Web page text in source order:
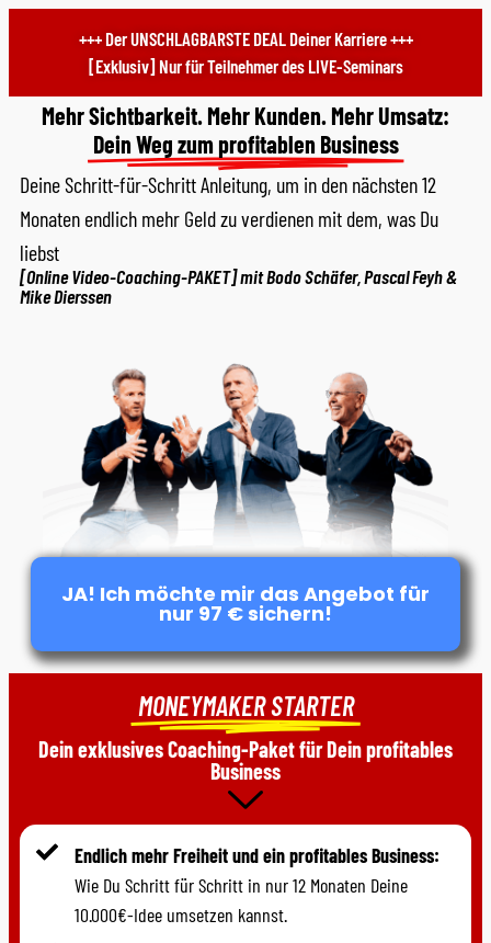
+++ Der UNSCHLAGBARSTE DEAL Deiner Karriere +++
[Exklusiv] Nur für Teilnehmer des LIVE-Seminars
Mehr Sichtbarkeit. Mehr Kunden. Mehr Umsatz:
Dein Weg zum profitablen Business
Deine Schritt-für-Schritt Anleitung, um in den nächsten 12
Monaten endlich mehr Geld zu verdienen mit dem, was Du
liebst
[Online Video-Coaching-PAKET] mit Bodo Schäfer, Pascal Feyh &
Mike Dierssen
JA! Ich möchte mir das Angebot für
nur 97 € sichern!
MONEYMAKER STARTER
Dein exklusives Coaching-Paket für Dein profitables
Business
Endlich mehr Freiheit und ein profitables Business:
Wie Du Schritt für Schritt in nur 12 Monaten Deine
10.000€-Idee umsetzen kannst.